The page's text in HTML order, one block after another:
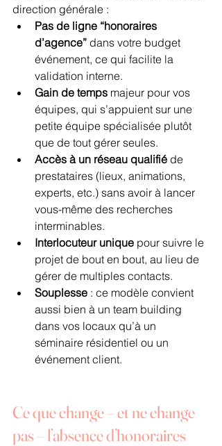
direction générale :
Pas de ligne “honoraires
d’agence” dans votre budget
événement, ce qui facilite la
validation interne.
Gain de temps majeur pour vos
équipes, qui s’appuient sur une
petite équipe spécialisée plutôt
que de tout gérer seules.
Accès à un réseau qualifié de
prestataires (lieux, animations,
experts, etc.) sans avoir à lancer
vous-même des recherches
interminables.
Interlocuteur unique pour suivre le
projet de bout en bout, au lieu de
gérer de multiples contacts.
Souplesse : ce modèle convient
aussi bien à un team building
dans vos locaux qu’à un
séminaire résidentiel ou un
événement client.
Ce que change – et ne change
pas – l’absence d’honoraires